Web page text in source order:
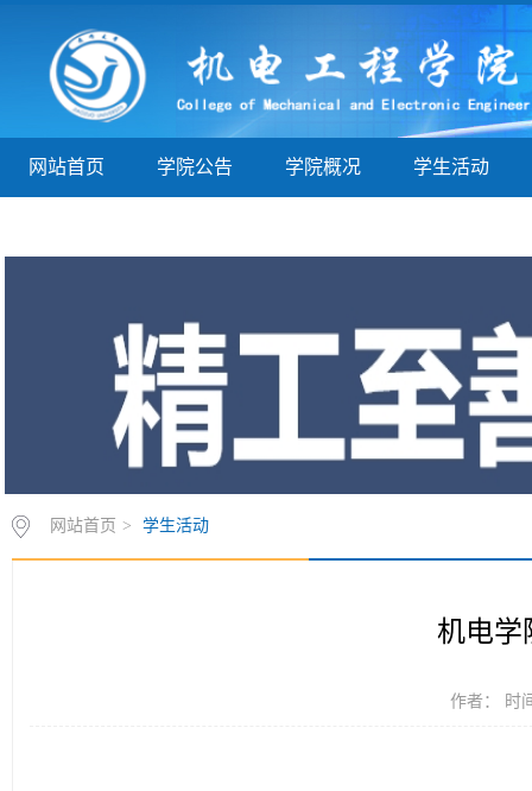
网站首页 学院公告 学院概况 学生活动
网站首页 > 学生活动
机电学
作者： 时